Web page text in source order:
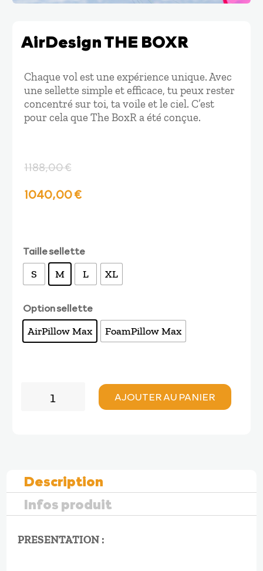
AirDesign THE BOXR
Chaque vol est une expérience unique. Avec
une sellette simple et efficace, tu peux rester
concentré sur toi, ta voile et le ciel. C’est
pour cela que The BoxR a été conçue.
1188,00€
Le
initial
était :
1188,00 €.
1040,00€Le
actuel
est :
1040,00 €.
Taille sellette
S M L XL
Option sellette
AirPillow Max FoamPillow Max
AJOUTER AU PANIER
Description
Infos produit
PRESENTATION :